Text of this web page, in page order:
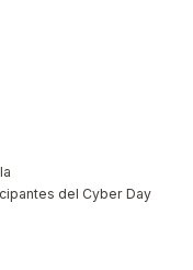
del Cyber Day